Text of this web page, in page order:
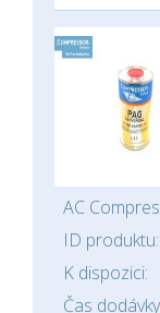
AC
ID produktu:
K dispozici:
Čas